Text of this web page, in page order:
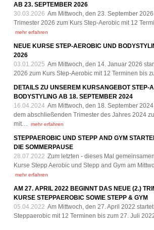
AB 23. SEPTEMBER 2026
30.03.2026 Am Mittwoch, den 23. September 2026
Trimester 2026 zum Kurs Step-Aerobic mit 12
mehr erfahren
NEUE KURSE STEP-AEROBIC UND
2026
03.01.2025 Am Mittwoch, den 14. Januar 2026
2026 zum Kurs Step-Aerobic mit 12 Terminen bis
DETAILS ZU UNSEREM KURSANGEBOT STEP-
BODYSTYLING AB 18. SEPTEMBER 2024
16.04.2024 Am Mittwoch, den 18. September
dem abschließenden Trimester des Jahres 2024
mit…
mehr erfahren
STEPPAEROBIC UND STEPP AND GYM
DIE SOMMERPAUSE
28.07.2022 Zum letzten - dieses Mal
Kurse Stepp Aerobic und Stepp and Gym am
mehr erfahren
AM 27. APRIL 2022 BEGINNT DAS NEUE (2.)
KURSE STEPPAEROBIC SOWIE STEPP & GYM
05.04.2022 Am Mittwoch, den 27. April 2022
Steppaerobic mit 12 Terminen bis zum 27. Juli